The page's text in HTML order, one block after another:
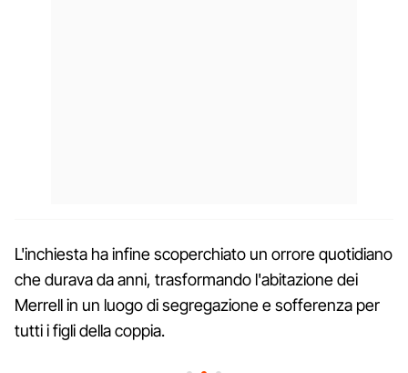
L'inchiesta ha infine scoperchiato un orrore quotidiano
che durava da anni, trasformando l'abitazione dei
Merrell in un luogo di segregazione e sofferenza per
tutti i figli della coppia.